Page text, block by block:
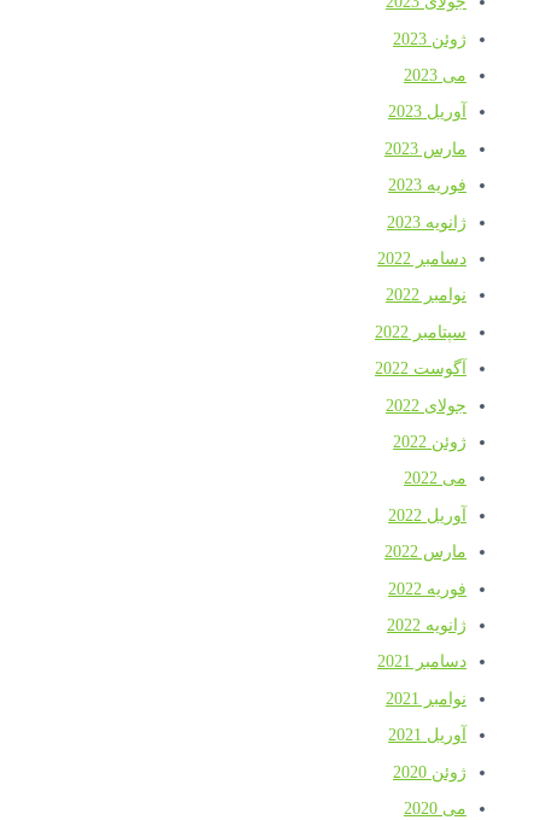
ژوئن 2023
می 2023
آوریل 2023
مارس 2023
فوریه 2023
ژانویه 2023
دسامبر 2022
نوامبر 2022
سپتامبر 2022
آگوست 2022
جولای 2022
ژوئن 2022
می 2022
آوریل 2022
مارس 2022
فوریه 2022
ژانویه 2022
دسامبر 2021
نوامبر 2021
آوریل 2021
ژوئن 2020
می 2020